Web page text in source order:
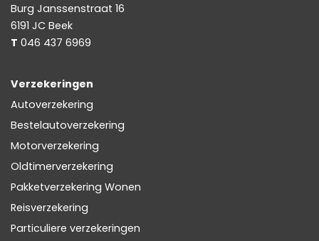
Burg Janssenstraat 16
6191 JC Beek
T 046 437 6969
Verzekeringen
Autoverzekering
Bestelautoverzekering
Motorverzekering
Oldtimerverzekering
Pakketverzekering Wonen
Reisverzekering
Particuliere verzekeringen